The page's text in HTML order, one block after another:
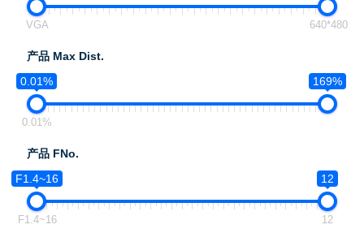
VGA 640*480
产品 Max Dist.
0.01%
169%
0.01%
产品 FNo.
F1.4~16
12
F1.4~16 12